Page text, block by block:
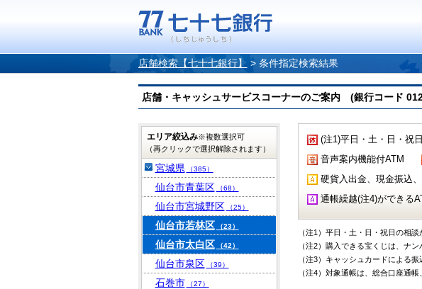
店舗検索【七十七銀行】 > 条件指定検索結果
店舗・キャッシュサービスコーナーのご案内 (銀行コード
(注1)平日・土・日・祝
音声案内機能付ATM
硬貨入出金、現金振込
通帳繰越(注4)ができる
（注1）平日・土・日・祝日の相
（注2）購入できる宝くじは、ナ
（注3）キャッシュカードによる
（注4）対象通帳は、総合口座通
エリア絞込み※複数選択可
（再クリックで選択解除されます）
宮城県 （385）
仙台市青葉区 （68）
仙台市宮城野区 （25）
仙台市若林区 （23）
仙台市太白区 （42）
仙台市泉区 （39）
石巻市 （27）